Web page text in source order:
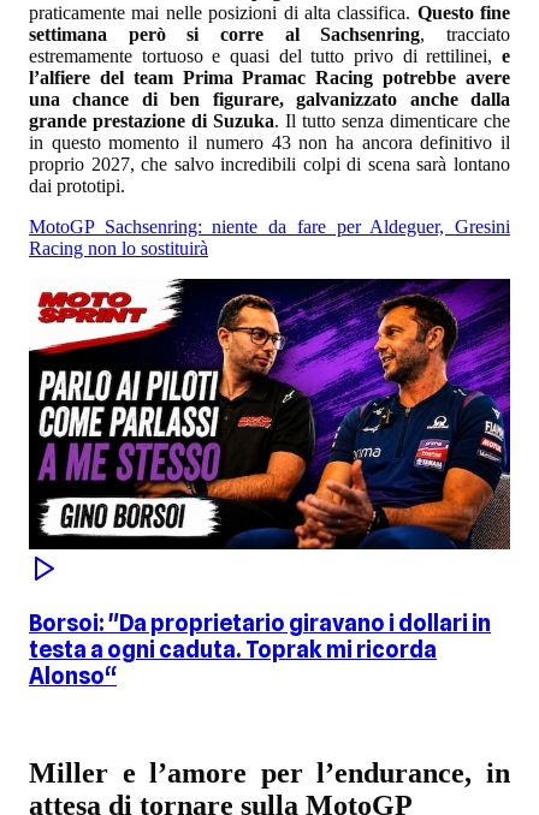
praticamente mai nelle posizioni di alta classifica. Questo fine
settimana però si corre al Sachsenring, tracciato
estremamente tortuoso e quasi del tutto privo di rettilinei, e
l’alfiere del team Prima Pramac Racing potrebbe avere
una chance di ben figurare, galvanizzato anche dalla
grande prestazione di Suzuka. Il tutto senza dimenticare che
in questo momento il numero 43 non ha ancora definitivo il
proprio 2027, che salvo incredibili colpi di scena sarà lontano
dai prototipi.
MotoGP Sachsenring: niente da fare per Aldeguer, Gresini
Racing non lo sostituirà
Borsoi: "Da proprietario giravano i dollari in
testa a ogni caduta. Toprak mi ricorda
Alonso“
Miller e l’amore per l’endurance, in
attesa di tornare sulla MotoGP